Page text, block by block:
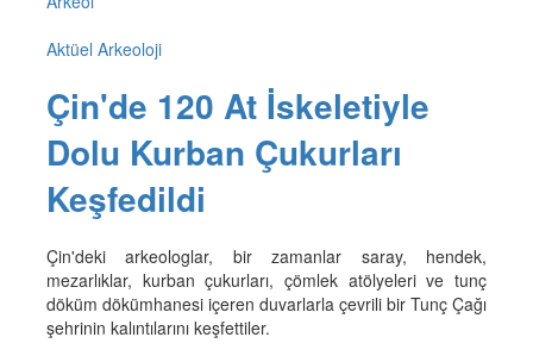
Aktüel Arkeoloji
Çin'de 120 At İskeletiyle
Dolu Kurban Çukurları
Keşfedildi
Çin'deki arkeologlar, bir zamanlar saray, hendek,
mezarlıklar, kurban çukurları, çömlek atölyeleri ve tunç
döküm dökümhanesi içeren duvarlarla çevrili bir Tunç Çağı
şehrinin kalıntılarını keşfettiler.